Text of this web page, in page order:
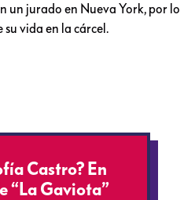
un jurado en Nueva York, por lo
vida en la cárcel.
Castro? En
“La Gaviota”